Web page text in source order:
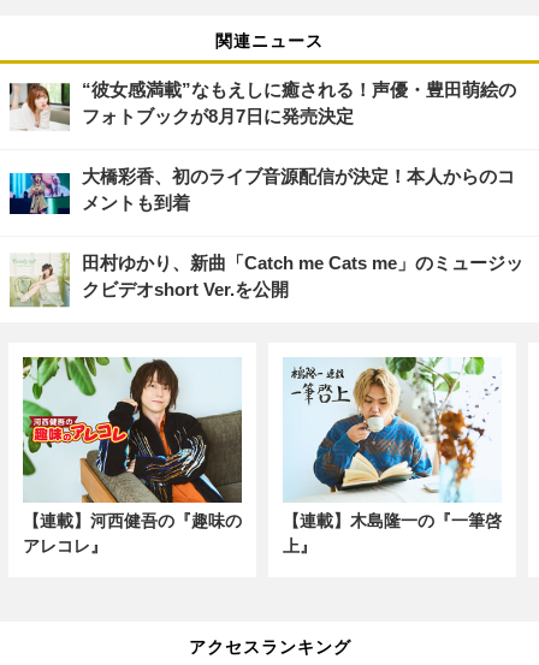
関連ニュース
“彼女感満載”なもえしに癒される！声優・豊田萌絵の
フォトブックが8月7日に発売決定
大橋彩香、初のライブ音源配信が決定！本人からのコ
メントも到着
田村ゆかり、新曲「Catch me Cats me」のミュージッ
クビデオshort Ver.を公開
【連載】河西健吾の『趣味の
アレコレ』
【連載】木島隆一の『一筆啓
上』
アクセスランキング